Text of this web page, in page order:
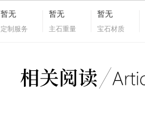
暂无
定制服务
暂无
主石重量
暂无
宝石材质